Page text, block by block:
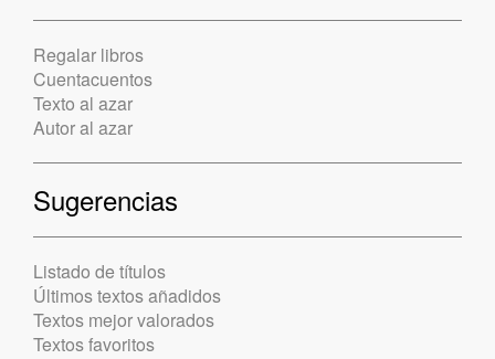
Regalar libros
Cuentacuentos
Texto al azar
Autor al azar
Sugerencias
Listado de títulos
Últimos textos añadidos
Textos mejor valorados
Textos favoritos